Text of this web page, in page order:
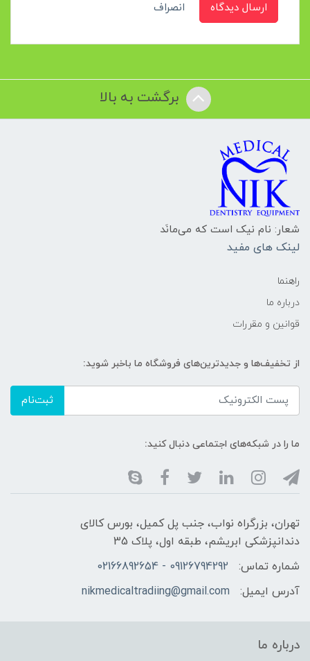
ارسال دیدگاه انصراف
برگشت به بالا
شعار: نام نیک است که می‌مانَد
لینک های مفید
راهنما
درباره ما
قوانین و مقررات
از تخفیف‌ها و جدیدترین‌های فروشگاه ما باخبر شوید:
ثبت‌نام
ما را در شبکه‌های اجتماعی دنبال کنید:
تهران، بزرگراه نواب، جنب پل کمیل، بورس کالای
دندانپزشکی ابریشم، طبقه اول، پلاک 35
شماره تماس:
09126794292 - 02166892654
آدرس ایمیل:
nikmedicaltradiing@gmail.com
درباره ما